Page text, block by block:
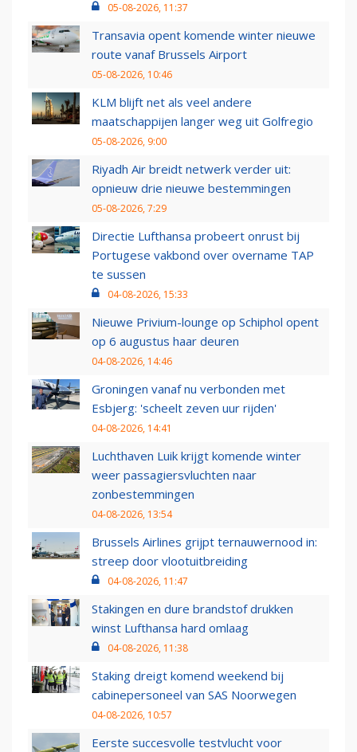
05-08-2026, 11:37
Transavia opent komende winter nieuwe
route vanaf Brussels Airport
05-08-2026, 10:46
KLM blijft net als veel andere
maatschappijen langer weg uit Golfregio
05-08-2026, 9:00
Riyadh Air breidt netwerk verder uit:
opnieuw drie nieuwe bestemmingen
05-08-2026, 7:29
Directie Lufthansa probeert onrust bij
Portugese vakbond over overname TAP
te sussen
04-08-2026, 15:33
Nieuwe Privium-lounge op Schiphol opent
op 6 augustus haar deuren
04-08-2026, 14:46
Groningen vanaf nu verbonden met
Esbjerg: 'scheelt zeven uur rijden'
04-08-2026, 14:41
Luchthaven Luik krijgt komende winter
weer passagiersvluchten naar
zonbestemmingen
04-08-2026, 13:54
Brussels Airlines grijpt ternauwernood in:
streep door vlootuitbreiding
04-08-2026, 11:47
Stakingen en dure brandstof drukken
winst Lufthansa hard omlaag
04-08-2026, 11:38
Staking dreigt komend weekend bij
cabinepersoneel van SAS Noorwegen
04-08-2026, 10:57
Eerste succesvolle testvlucht voor